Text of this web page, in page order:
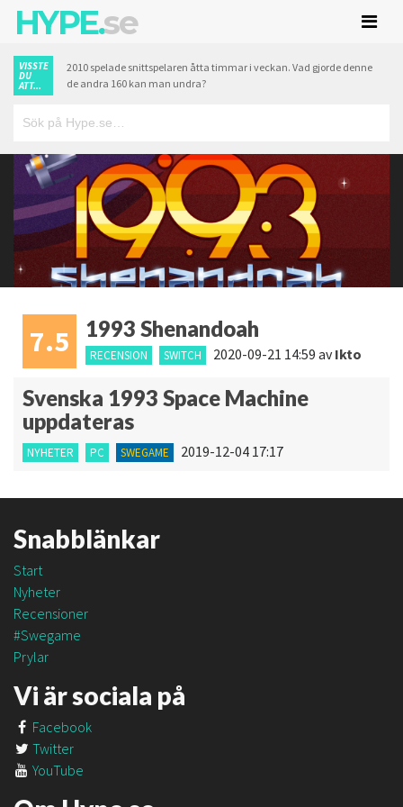
HYPE.se
VISSTE
DU
ATT...
2010 spelade snittspelaren åtta timmar i veckan. Vad gjorde denne
de andra 160 kan man undra?
7.5 1993 Shenandoah
RECENSION SWITCH 2020-09-21 14:59 avIkto
Svenska 1993 Space Machine
uppdateras
NYHETER PC SWEGAME 2019-12-04 17:17
Snabblänkar
Start
Nyheter
Recensioner
#Swegame
Prylar
Vi är sociala på
Facebook
Twitter
YouTube